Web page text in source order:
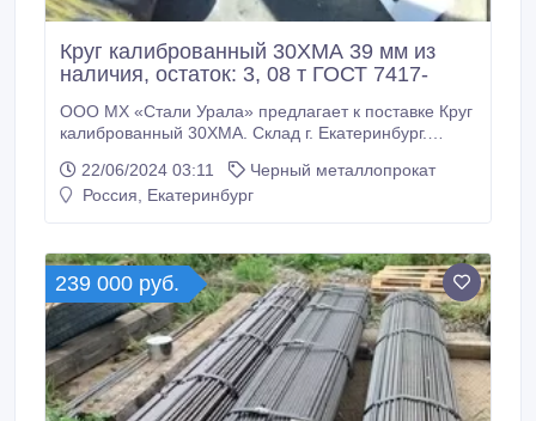
Круг калиброванный 30ХМА 39 мм из
наличия, остаток: 3, 08 т ГОСТ 7417-
ООО МХ «Стали Урала» предлагает к поставке Круг
калиброванный 30ХМА. Склад г. Екатеринбург.
ТК ”Пэк". Все круги с сертификатами! * Круг
калиброванный 30ХМА 39 мм, в количестве: 3, 08 т
остаток: 3, 264 т, цена: 315000 руб.
22/06/2024 03:11
Черный металлопрокат
Россия, Екатеринбург
239 000 руб.